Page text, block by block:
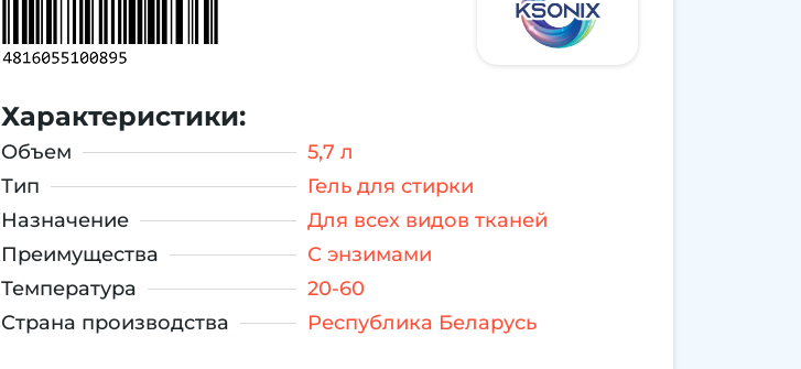
Характеристики:
Объем
5,7 л
Тип
Гель для стирки
Назначение
Для всех видов тканей
Преимущества
С энзимами
Температура
20-60
Страна производства
Республика Беларусь